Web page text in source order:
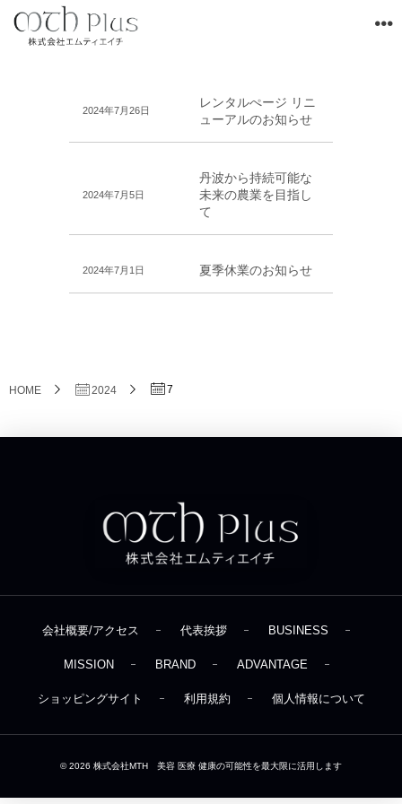
2024年7月26日
レンタルぺージ リニ
ューアルのお知らせ
2024年7月5日
丹波から持続可能な
未来の農業を目指し
て
2024年7月1日 夏季休業のお知らせ
HOME 2024 7
会社概要/アクセス 代表挨拶 BUSINESS
MISSION BRAND ADVANTAGE
ショッピングサイト 利用規約 個人情報について
© 2026 株式会社MTH 美容 医療 健康の可能性を最大限に活用します